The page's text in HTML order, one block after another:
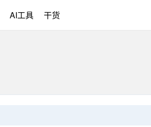
AI工具 干货